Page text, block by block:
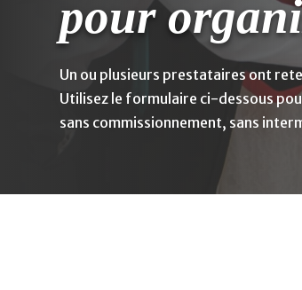
pour
Un ou plusieurs prestataires ont
Utilisez le formulaire ci-dessous
sans commissionnement, sans